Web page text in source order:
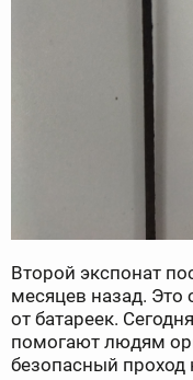
Второй экспонат
месяцев назад.
от батареек.
помогают людям
безопасный проход